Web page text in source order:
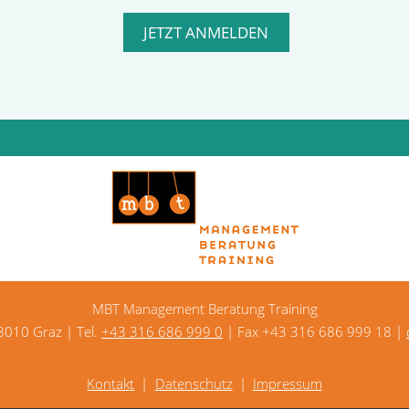
MBT Management Beratung Training
Graz | Tel. +43 316 686 999 0 | Fax +43 316 686 999 18 |
Kontakt Datenschutz Impressum